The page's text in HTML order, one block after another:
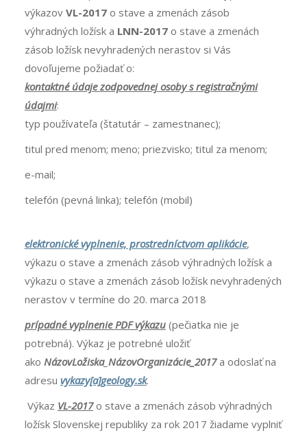
výkazov VL-2017o stave a zmenách zásob
výhradných ložísk a LNN-2017o stave a zmenách
zásob ložísk nevyhradených nerastov si Vás
dovoľujeme požiadať o:
kontaktné údaje zodpovednej osoby s registračnými
údajmi:
typ používateľa (štatutár – zamestnanec);
titul pred menom; meno; priezvisko; titul za menom;
e-mail;
telefón (pevná linka); telefón (mobil)
elektronické vyplnenie, prostredníctvom aplikácie,
výkazu o stave a zmenách zásob výhradných ložísk a
výkazu o stave a zmenách zásob ložísk nevyhradených
nerastov v termíne do 20. marca 2018
prípadné vyplnenie PDF výkazu(pečiatka nie je
potrebná). Výkaz je potrebné uložiť
ako NázovLožiska_ NázovOrganizácie_2017a odoslať na
adresu vykazy[a]geology.sk.
Výkaz VL-2017o stave a zmenách zásob výhradných
ložísk Slovenskej republiky za rok 2017 žiadame vyplniť